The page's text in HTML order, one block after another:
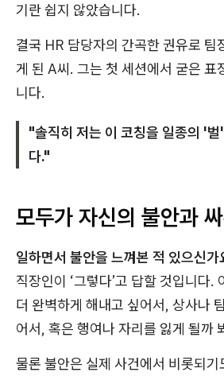
기란 쉽지 않았습니다.
결국 HR 담당자의 간곡한 권유로 팀
게 된 A씨. 그는 첫 세션에서 굳은 표
니다.
"솔직히 저는 이 코칭을 일종의 '
다."
모두가 자신의 불안과
일하면서 불안을 느껴본 적 있으신가
직장인이 ‘그렇다’고 답할 것입니다.
더 완벽하게 해내고 싶어서, 상사나
어서, 혹은 행여나 자리를 잃게 될까
물론 불안은 실제 사건에서 비롯되기